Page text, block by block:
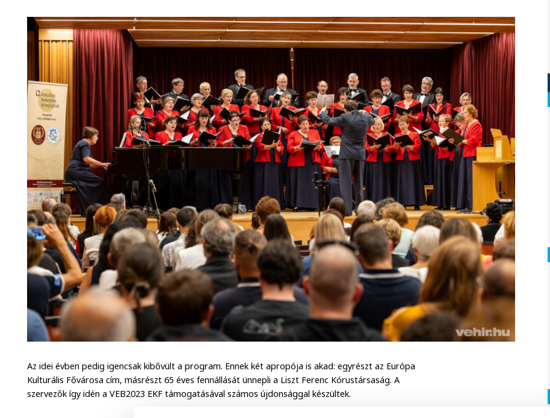
Az idei évben pedig igencsak kibővült a program. Ennek két apropója is akad: egyrészt az Európa
Kulturális Fővárosa cím, másrészt 65 éves fennállását ünnepli a Liszt Ferenc Kórustársaság. A
szervezők így idén a VEB2023 EKF támogatásával számos újdonsággal készültek.